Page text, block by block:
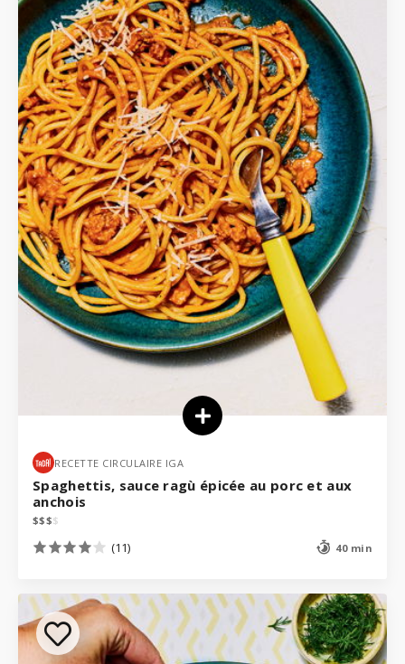
RECETTE CIRCULAIRE IGA
Spaghettis, sauce ragù épicée au porc et aux
anchois
$$$$
(11) 40 min